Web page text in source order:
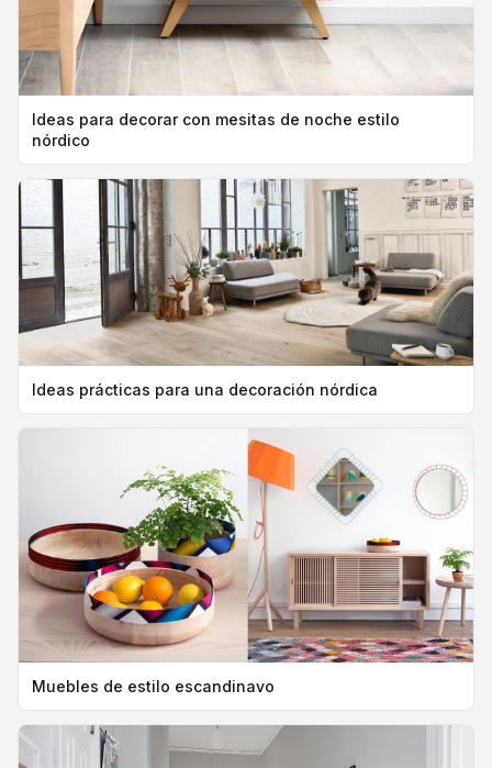
Ideas para decorar con mesitas de noche estilo
nórdico
Ideas prácticas para una decoración nórdica
Muebles de estilo escandinavo